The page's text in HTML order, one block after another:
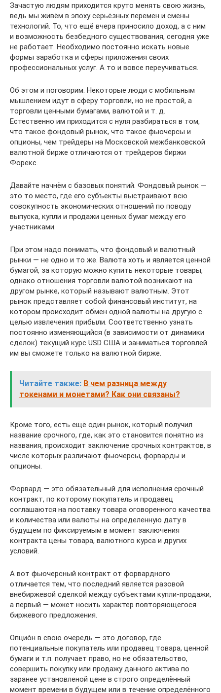
Зачастую людям приходится круто менять свою жизнь,
ведь мы живём в эпоху серьёзных перемен и смены
технологий. То, что ещё вчера приносило доход, а с ним
и возможность безбедного существования, сегодня уже
не работает. Необходимо постоянно искать новые
формы заработка и сферы приложения своих
профессиональных услуг. А то и вовсе переучиваться.
Об этом и поговорим. Некоторые люди с мобильным
мышлением идут в сферу торговли, но не простой, а
торговли ценными бумагами, валютой и т. д.
Естественно им приходится с нуля разбираться в том,
что такое фондовый рынок, что такое фьючерсы и
опционы, чем трейдеры на Московской межбанковской
валютной бирже отличаются от трейдеров биржи
Форекс.
Давайте начнём с базовых понятий. Фондовый рынок —
это то место, где его субъекты выстраивают всю
совокупность экономических отношений по поводу
выпуска, купли и продажи ценных бумаг между его
участниками.
При этом надо понимать, что фондовый и валютный
рынки — не одно и то же. Валюта хоть и является ценной
бумагой, за которую можно купить некоторые товары,
однако отношения торговли валютой возникают на
другом рынке, который называют валютным. Этот
рынок представляет собой финансовый институт, на
котором происходит обмен одной валюты на другую с
целью извлечения прибыли. Соответственно узнать
постоянно изменяющийся (в зависимости от динамики
сделок) текущий курс USD США и заниматься торговлей
им вы сможете только на валютной бирже.
Читайте также: В чем разница между
токенами и монетами? Как они связаны?
Кроме того, есть ещё один рынок, который получил
название срочного, где, как это становится понятно из
названия, происходит заключение срочных контрактов, в
числе которых различают фьючерсы, форварды и
опционы.
Форвард — это обязательный для исполнения срочный
контракт, по которому покупатель и продавец
соглашаются на поставку товара оговоренного качества
и количества или валюты на определенную дату в
будущем по фиксируемым в момент заключения
контракта цены товара, валютного курса и других
условий.
А вот фьючерсный контракт от форвардного
отличается тем, что последний является разовой
внебиржевой сделкой между субъектами купли-продажи,
а первый — может носить характер повторяющегося
биржевого предложения.
Опцио́н в свою очередь — это договор, где
потенциальные покупатель или продавец товара, ценной
бумаги и т.п. получает право, но не обязательство,
совершить покупку или продажу данного актива по
заранее установленой цене в строго определённый
момент времени в будущем или в течение определённого